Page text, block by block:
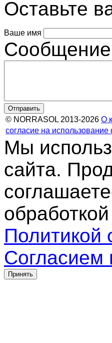
Оставьте
Ваше имя
Сообщение
© NORRASOL 2013-2026 О
согласие на
Мы
сайта.
Политикой
Согласием
Принять